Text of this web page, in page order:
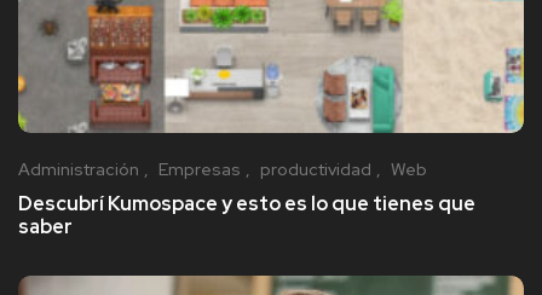
Administración Empresas productividad Web
Descubrí Kumospace y esto es lo que tienes que
saber